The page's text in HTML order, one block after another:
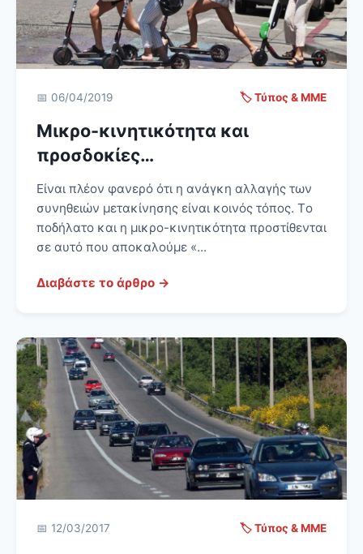
📅 06/04/2019 🏷️ Τύπος & ΜΜΕ
Μικρο-κινητικότητα και
προσδοκίες…
Είναι πλέον φανερό ότι η ανάγκη αλλαγής των
συνηθειών μετακίνησης είναι κοινός τόπος. Tο
ποδήλατο και η μικρο-κινητικότητα προστίθενται
σε αυτό που αποκαλούμε «...
Διαβάστε το άρθρο →
📅 12/03/2017 🏷️ Τύπος & ΜΜΕ